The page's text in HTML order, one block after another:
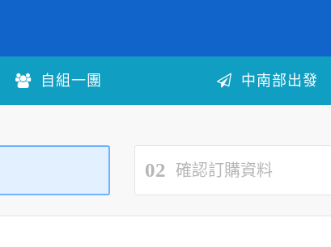
自組一團 中南部出發
02 確認訂購資料